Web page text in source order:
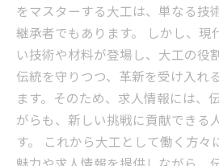
をマスターする大工は、単なる技
継承者でもあります。 しかし、現
い技術や材料が登場し、大工の役
伝統を守りつつ、革新を受け入れ
ます。そのため、求人情報には、
がらも、新しい挑戦に貢献できる
す。 これから大工として働く方々